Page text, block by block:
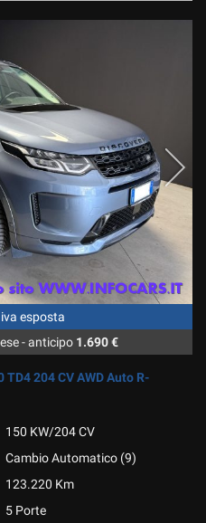
esposta
-anticipo 1.690 €
TD4 204 CV AWD Auto R-
150 KW/204 CV
Cambio Automatico (9)
123.220 Km
5 Porte